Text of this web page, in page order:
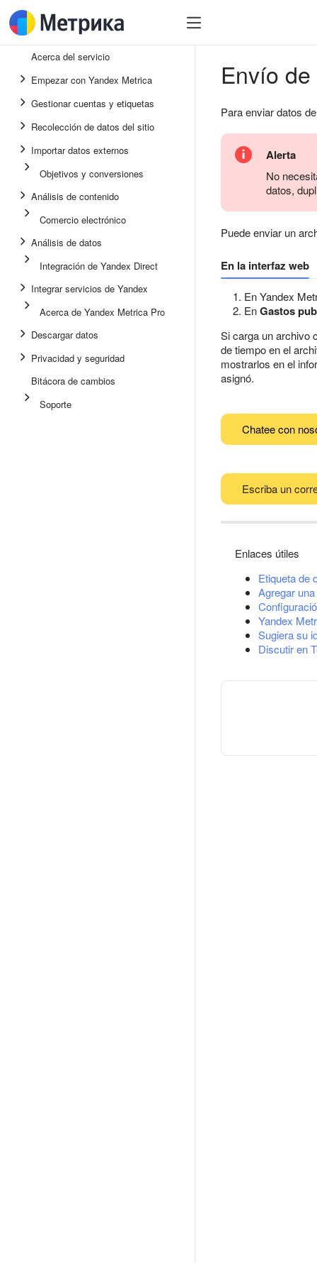
Acerca del servicio
Empezar con Yandex Metrica
Gestionar cuentas y etiquetas
Recolección de datos del sitio
Importar datos externos
Objetivos y conversiones
Análisis de contenido
Comercio electrónico
Análisis de datos
Integración de Yandex Direct
Integrar servicios de Yandex
Acerca de Yandex Metrica Pro
Descargar datos
Privacidad y seguridad
Bitácora de cambios
Soporte
Envío
Para enviar datos
Alerta
No
datos,
Puede enviar un
En la interfaz web
En Yandex
EnGastos
Si carga un archivo
de tiempo en el
mostrarlos en el
asignó.
Chatee con
Escriba un
Enlaces útiles
Etiqueta de
Agregar
Yandex
Sugiera su
Discutir en